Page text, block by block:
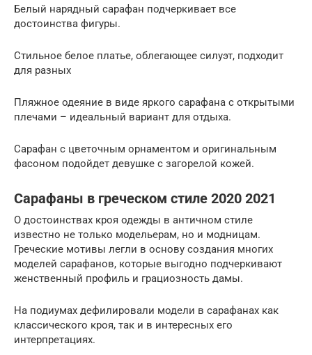
Белый нарядный сарафан подчеркивает все
достоинства фигуры.
Стильное белое платье, облегающее силуэт, подходит
для разных
Пляжное одеяние в виде яркого сарафана с открытыми
плечами – идеальный вариант для отдыха.
Сарафан с цветочным орнаментом и оригинальным
фасоном подойдет девушке с загорелой кожей.
Сарафаны в греческом стиле 2020 2021
О достоинствах кроя одежды в античном стиле
известно не только модельерам, но и модницам.
Греческие мотивы легли в основу создания многих
моделей сарафанов, которые выгодно подчеркивают
женственный профиль и грациозность дамы.
На подиумах дефилировали модели в сарафанах как
классического кроя, так и в интересных его
интерпретациях.